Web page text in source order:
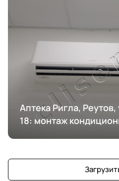
Аптека Ригла,
18: монтаж